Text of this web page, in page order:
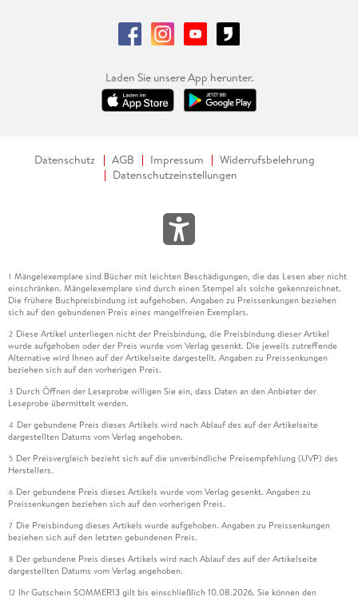
Laden Sie unsere App herunter.
Datenschutz AGB Impressum
Widerrufsbelehrung
Datenschutzeinstellungen
1 Mängelexemplare sind Bücher mit leichten Beschädigungen, die das Lesen aber nicht
einschränken. Mängelexemplare sind durch einen Stempel als solche gekennzeichnet.
Die frühere Buchpreisbindung ist aufgehoben. Angaben zu Preissenkungen beziehen
sich auf den gebundenen Preis eines mangelfreien Exemplars.
2 Diese Artikel unterliegen nicht der Preisbindung, die Preisbindung dieser Artikel
wurde aufgehoben oder der Preis wurde vom Verlag gesenkt. Die jeweils zutreffende
Alternative wird Ihnen auf der Artikelseite dargestellt. Angaben zu Preissenkungen
beziehen sich auf den vorherigen Preis.
3 Durch Öffnen der Leseprobe willigen Sie ein, dass Daten an den Anbieter der
Leseprobe übermittelt werden.
4 Der gebundene Preis dieses Artikels wird nach Ablauf des auf der Artikelseite
dargestellten Datums vom Verlag angehoben.
5 Der Preisvergleich bezieht sich auf die unverbindliche Preisempfehlung (UVP) des
Herstellers.
6 Der gebundene Preis dieses Artikels wurde vom Verlag gesenkt. Angaben zu
Preissenkungen beziehen sich auf den vorherigen Preis.
7 Die Preisbindung dieses Artikels wurde aufgehoben. Angaben zu Preissenkungen
beziehen sich auf den letzten gebundenen Preis.
8 Der gebundene Preis dieses Artikels wird nach Ablauf des auf der Artikelseite
dargestellten Datums vom Verlag angehoben.
12 Ihr Gutschein SOMMER13 gilt bis einschließlich 10.08.2026. Sie können den